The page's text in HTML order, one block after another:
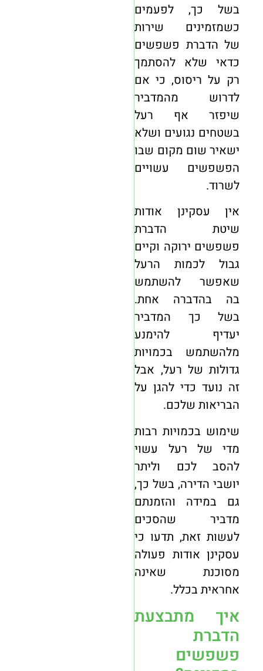
בשל כך, לפעמים
כשמזמינים שירות
של הדברת פשפשים
כדאי שלא להסתמך
רק על ריסוס, כי אם
לדרוש מהמדביר
שיפזר אף רעל
בשטחים נגועים ושלא
ישאיר שום מקום שבו
הפשפשים עשויים
לשרוד.
אין עסקינן אודות
שיטת הדברת
פשפשים ירוקה וקיים
גבול לכמות הרעל
שאפשר להשתמש
בה בהדברה אחת.
בשל כך המדביר
יעדיף להימנע
מלהשתמש בכמויות
גדולות של רעל, אבל
זה נועד כדי להגן על
הבריאות שלכם.
שימוש בכמויות רבות
מדי של רעל עשוי
להסב לכם וליתר
יושבי הדירה, בשל כך,
גם במידה והזמנתם
מדביר שהסכים
לעשות זאת, תדעו כי
עסקינן אודות פעולה
מסוכנת שאינה
אחראית בכלל.
איך מתבצעת
הדברת
פשפשים